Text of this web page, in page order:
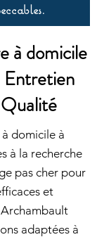
à domicile
Entretien
domicile à
à la recherche
pas cher pour
et
adaptées à